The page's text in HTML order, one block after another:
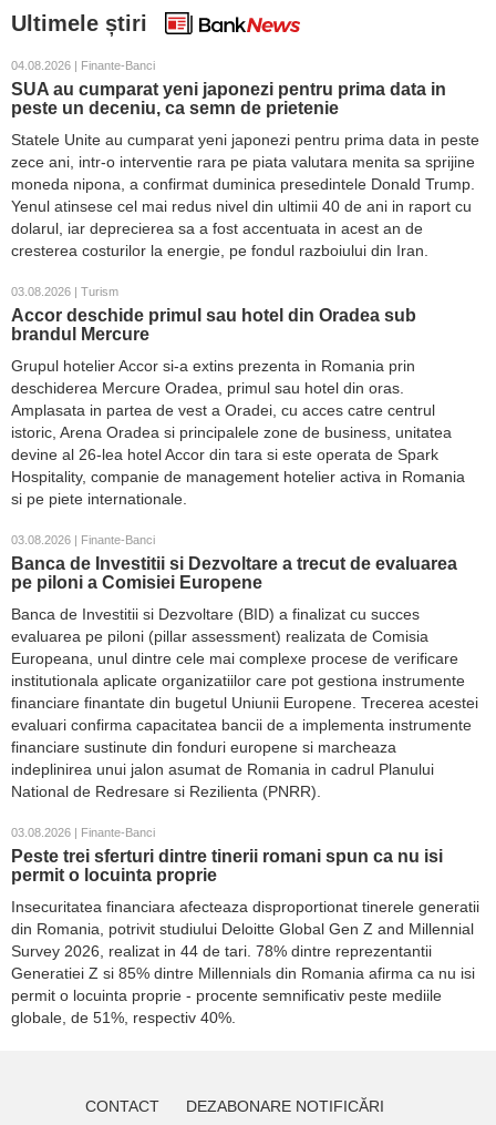
Ultimele știri
04.08.2026 | Finante-Banci
SUA au cumparat yeni japonezi pentru prima data in
peste un deceniu, ca semn de prietenie
Statele Unite au cumparat yeni japonezi pentru prima data in peste
zece ani, intr-o interventie rara pe piata valutara menita sa sprijine
moneda nipona, a confirmat duminica presedintele Donald Trump.
Yenul atinsese cel mai redus nivel din ultimii 40 de ani in raport cu
dolarul, iar deprecierea sa a fost accentuata in acest an de
cresterea costurilor la energie, pe fondul razboiului din Iran.
03.08.2026 | Turism
Accor deschide primul sau hotel din Oradea sub
brandul Mercure
Grupul hotelier Accor si-a extins prezenta in Romania prin
deschiderea Mercure Oradea, primul sau hotel din oras.
Amplasata in partea de vest a Oradei, cu acces catre centrul
istoric, Arena Oradea si principalele zone de business, unitatea
devine al 26-lea hotel Accor din tara si este operata de Spark
Hospitality, companie de management hotelier activa in Romania
si pe piete internationale.
03.08.2026 | Finante-Banci
Banca de Investitii si Dezvoltare a trecut de evaluarea
pe piloni a Comisiei Europene
Banca de Investitii si Dezvoltare (BID) a finalizat cu succes
evaluarea pe piloni (pillar assessment) realizata de Comisia
Europeana, unul dintre cele mai complexe procese de verificare
institutionala aplicate organizatiilor care pot gestiona instrumente
financiare finantate din bugetul Uniunii Europene. Trecerea acestei
evaluari confirma capacitatea bancii de a implementa instrumente
financiare sustinute din fonduri europene si marcheaza
indeplinirea unui jalon asumat de Romania in cadrul Planului
National de Redresare si Rezilienta (PNRR).
03.08.2026 | Finante-Banci
Peste trei sferturi dintre tinerii romani spun ca nu isi
permit o locuinta proprie
Insecuritatea financiara afecteaza disproportionat tinerele generatii
din Romania, potrivit studiului Deloitte Global Gen Z and Millennial
Survey 2026, realizat in 44 de tari. 78% dintre reprezentantii
Generatiei Z si 85% dintre Millennials din Romania afirma ca nu isi
permit o locuinta proprie - procente semnificativ peste mediile
globale, de 51%, respectiv 40%.
CONTACT DEZABONARE NOTIFICĂRI